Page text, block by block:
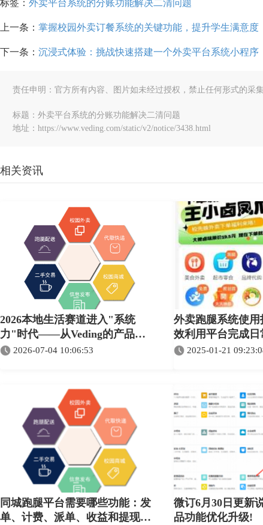
标签： 外卖平台系统的分账功能解决二清问题
上一条： 掌握校园外卖订餐系统的关键功能，提升学生满意度
下一条： 沉浸式体验：挑战快速搭建一个外卖平台系统小程序
责任申明：官方所有内容、图片如未经过授权，禁止任何形式的采
标题：外卖平台系统的分账功能解决二清问题
地址：https://www.veding.com/static/v2/notice/3438.html
相关资讯
2026本地生活赛道进入"系统
力"时代——从Veding的产品演
进看SaaS服务商如何卡位
2026-07-04 10:06:53
外卖跑腿系统使
效利用平台完成日
2025-01-21
同城跑腿平台需要哪些功能：发
单、计费、派单、收益和提现完
微订6月30日更新
品功能优化升级!